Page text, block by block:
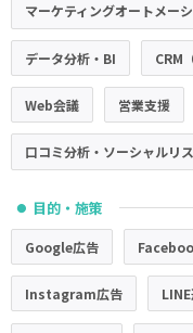
マーケティングオートメーシ
データ分析・BI CRM
Web会議 営業支援
口コミ分析・ソーシャルリ
● 目的・施策
Google広告
Instagram広告